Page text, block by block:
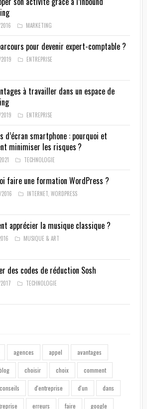
MARKETING
pour devenir expert-comptable ?
ENTREPRISE
à travailler dans un espace de
ENTREPRISE
d’écran smartphone : pourquoi et
minimiser les risques ?
TECHNOLOGIE
faire une formation WordPress ?
INTERNET, WORDPRESS
apprécier la musique classique ?
MUSIQUE & ART
des codes de réduction Sosh
TECHNOLOGIE
agences appel avantages
choisir choix comment
conseils d'entreprise d'un dans
erreurs faire google